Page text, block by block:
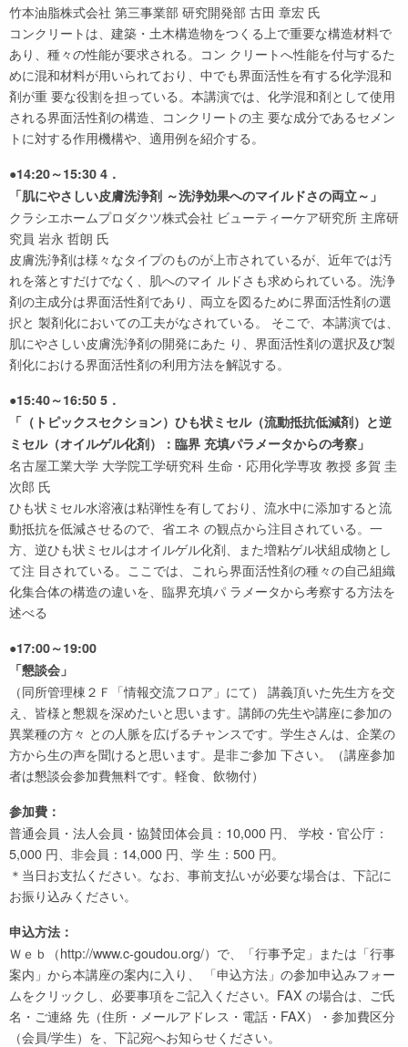
竹本油脂株式会社 第三事業部 研究開発部 古田 章宏 氏
コンクリートは、建築・土木構造物をつくる上で重要な構造材料で
あり、種々の性能が要求される。コン クリートへ性能を付与するた
めに混和材料が用いられており、中でも界面活性を有する化学混和
剤が重 要な役割を担っている。本講演では、化学混和剤として使用
される界面活性剤の構造、コンクリートの主 要な成分であるセメン
トに対する作用機構や、適用例を紹介する。
●14:20～15:30 4．
「肌にやさしい皮膚洗浄剤 ～洗浄効果へのマイルドさの両立～」
クラシエホームプロダクツ株式会社 ビューティーケア研究所 主席研
究員 岩永 哲朗 氏
皮膚洗浄剤は様々なタイプのものが上市されているが、近年では汚
れを落とすだけでなく、肌へのマイ ルドさも求められている。洗浄
剤の主成分は界面活性剤であり、両立を図るために界面活性剤の選
択と 製剤化においての工夫がなされている。 そこで、本講演では、
肌にやさしい皮膚洗浄剤の開発にあた り、界面活性剤の選択及び製
剤化における界面活性剤の利用方法を解説する。
●15:40～16:50 5．
「（トピックスセクション）ひも状ミセル（流動抵抗低減剤）と逆
ミセル（オイルゲル化剤）：臨界 充填パラメータからの考察」
名古屋工業大学 大学院工学研究科 生命・応用化学専攻 教授 多賀 圭
次郎 氏
ひも状ミセル水溶液は粘弾性を有しており、流水中に添加すると流
動抵抗を低減させるので、省エネ の観点から注目されている。一
方、逆ひも状ミセルはオイルゲル化剤、また増粘ゲル状組成物とし
て注 目されている。ここでは、これら界面活性剤の種々の自己組織
化集合体の構造の違いを、臨界充填パ ラメータから考察する方法を
述べる
●17:00～19:00
「懇談会」
（同所管理棟２Ｆ「情報交流フロア」にて） 講義頂いた先生方を交
え、皆様と懇親を深めたいと思います。講師の先生や講座に参加の
異業種の方々 との人脈を広げるチャンスです。学生さんは、企業の
方から生の声を聞けると思います。是非ご参加 下さい。（講座参加
者は懇談会参加費無料です。軽食、飲物付）
参加費：
普通会員・法人会員・協賛団体会員：10,000 円、 学校・官公庁：
5,000 円、非会員：14,000 円、学 生：500 円。
＊当日お支払ください。なお、事前支払いが必要な場合は、下記に
お振り込みください。
申込方法：
Ｗｅｂ（http://www.c-goudou.org/）で、「行事予定」または「行事
案内」から本講座の案内に入り、 「申込方法」の参加申込みフォー
ムをクリックし、必要事項をご記入ください。FAX の場合は、ご氏
名・ご連絡 先（住所・メールアドレス・電話・FAX）・参加費区分
（会員/学生）を、下記宛へお知らせください。